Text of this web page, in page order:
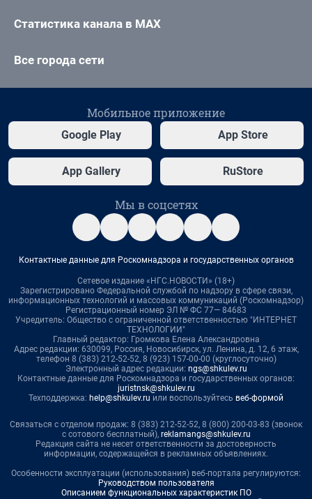
Статистика канала в MAX
Все города сети
Мобильное приложение
Google Play App Store
App Gallery RuStore
Мы в соцсетях
Контактные данные для Роскомнадзора и государственных органов
Сетевое издание «НГС.НОВОСТИ» (18+)
Зарегистрировано Федеральной службой по надзору в сфере связи,
информационных технологий и массовых коммуникаций (Роскомнадзор)
Регистрационный номер ЭЛ № ФС 77— 84683
Учредитель: Общество с ограниченной ответственностью "ИНТЕРНЕТ
ТЕХНОЛОГИИ"
Главный редактор: Громкова Елена Александровна
Адрес редакции: 630099, Россия, Новосибирск, ул. Ленина, д. 12, 6 этаж,
телефон 8 (383) 212-52-52, 8 (923) 157-00-00 (круглосуточно)
Электронный адрес редакции: ngs@shkulev.ru
Контактные данные для Роскомнадзора и государственных органов:
juristnsk@shkulev.ru
Техподдержка: help@shkulev.ru или воспользуйтесь веб-формой
Связаться с отделом продаж: 8 (383) 212-52-52, 8 (800) 200-03-83 (звонок
с сотового бесплатный), reklamangs@shkulev.ru
Редакция сайта не несет ответственности за достоверность
информации, содержащейся в рекламных объявлениях.
Особенности эксплуатации (использования) веб-портала регулируются:
Руководством пользователя
Описанием функциональных характеристик ПО